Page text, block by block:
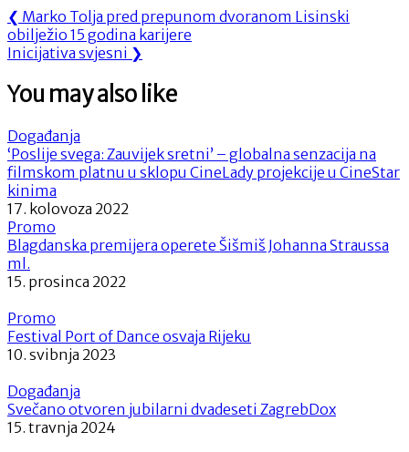
Navigacija
objava
❮ Previous
Post:
Marko Tolja pred prepunom dvoranom Lisinski
obilježio 15 godina karijere
Next
Inicijativa svjesni ❯
You may also like
Događanja
‘Poslije svega: Zauvijek sretni’ – globalna senzacija na
filmskom platnu u sklopu CineLady projekcije u CineStar
kinima
17. kolovoza 2022
Promo
Blagdanska premijera operete Šišmiš Johanna Straussa
ml.
15. prosinca 2022
Promo
Festival Port of Dance osvaja Rijeku
10. svibnja 2023
Događanja
Svečano otvoren jubilarni dvadeseti ZagrebDox
15. travnja 2024